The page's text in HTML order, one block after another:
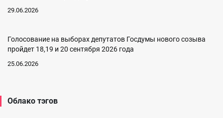
29.06.2026
Голосование на выборах депутатов Госдумы нового созыва
пройдет 18,19 и 20 сентября 2026 года
25.06.2026
Облако тэгов